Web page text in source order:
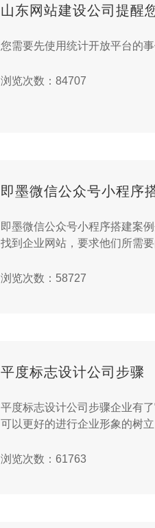
山东网站建设公司提醒
您需要先使用统计开放平台的
浏览次数：84707
即墨微信公众号小程序
即墨微信公众号小程序搭建案
找到企业网站，要求他们所需
浏览次数：58727
平度标志设计公司步骤
平度标志设计公司步骤企业有
可以更好的进行企业形象的树
浏览次数：61763